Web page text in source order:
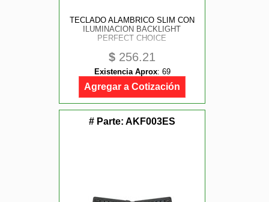
TECLADO ALAMBRICO SLIM CON
ILUMINACION BACKLIGHT
PERFECT CHOICE
$ 256.21
Existencia Aprox: 69
Agregar a Cotización
# Parte: AKF003ES